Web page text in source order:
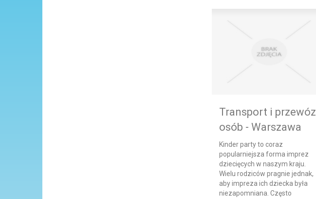
Transport i przewóz
osób - Warszawa
Kinder party to coraz
popularniejsza forma imprez
dziecięcych w naszym kraju.
Wielu rodziców pragnie jednak,
aby impreza ich dziecka była
niezapomniana. Często